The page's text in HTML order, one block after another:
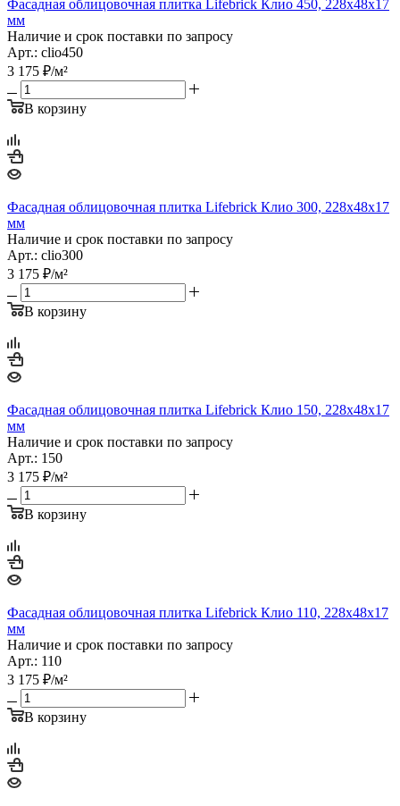
Фасадная облицовочная плитка Lifebrick Клио 450, 228х48х17
мм
Наличие и срок поставки по запросу
Арт.: clio450
3 175 ₽/м²
В корзину
Фасадная облицовочная плитка Lifebrick Клио 300, 228х48х17
мм
Наличие и срок поставки по запросу
Арт.: clio300
3 175 ₽/м²
В корзину
Фасадная облицовочная плитка Lifebrick Клио 150, 228х48х17
мм
Наличие и срок поставки по запросу
Арт.: 150
3 175 ₽/м²
В корзину
Фасадная облицовочная плитка Lifebrick Клио 110, 228х48х17
мм
Наличие и срок поставки по запросу
Арт.: 110
3 175 ₽/м²
В корзину